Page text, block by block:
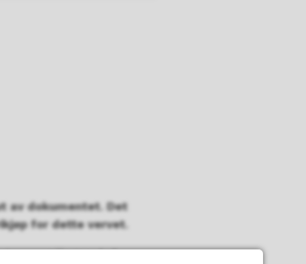
av dokumentet. Det
for dette vervet.
av samlingen 4-8